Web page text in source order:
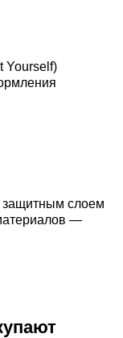
Yourself)
слоем
—